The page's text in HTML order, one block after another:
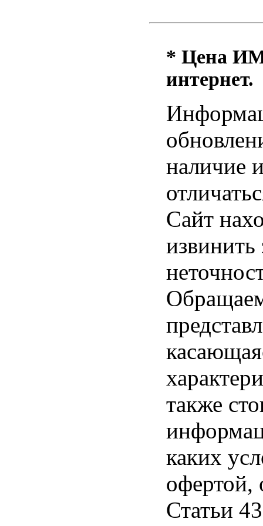
* Цена ИМ
интернет.
наличие
Сайт
также
каких
офертой,
Статьи